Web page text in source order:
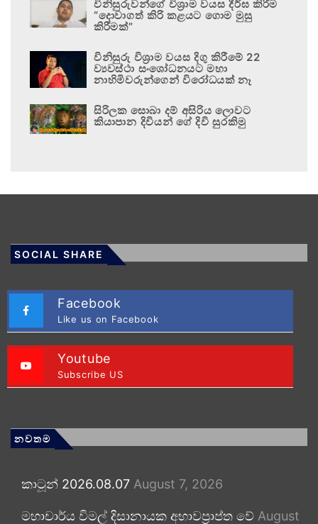
විනිසුරුවන්ගේ විශ්‍රාම වයස දීර්ඝ කිරීම
“දොවාගත් කිරි කළයට ගොම මුසු
කිරීමක්”
විනිසුරු විශ්‍රාම වයස දිගු කිරීමේ 22
ව්‍යවස්ථා සංශෝධනයට මහා
නාහිමිවරුන්ගෙන් විරෝධයක් නෑ
සිරිලක සොබා දම් අසිරිය ලොවට
කියාපාන දිවියන් ගේ දිවි සුරකිමු
SOCIAL SHARE
Facebook
Like us on Facebook
Youtube
Subscribe US
නවතම
කාටූන් 2026.08.07 August 7, 2026
මහාචාර්ය විමල් දිසානායක අභාවප්‍රාප්ත වේ August